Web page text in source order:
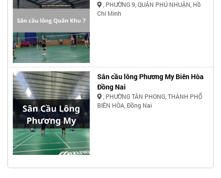
, PHƯỜNG 9, QUẬN PHÚ NHUẬN, Hồ
Chí Minh
Sân cầu lông Phương My Biên Hòa
Đồng Nai
, PHƯỜNG TÂN PHONG, THÀNH PHỐ
BIÊN HÒA, Đồng Nai